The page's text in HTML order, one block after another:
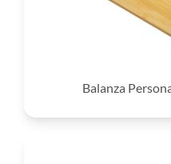
Balanza